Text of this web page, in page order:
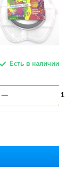
Есть в наличии